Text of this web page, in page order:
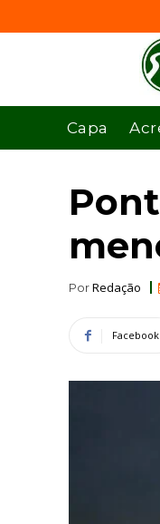
Capa
PorRedação
Facebook